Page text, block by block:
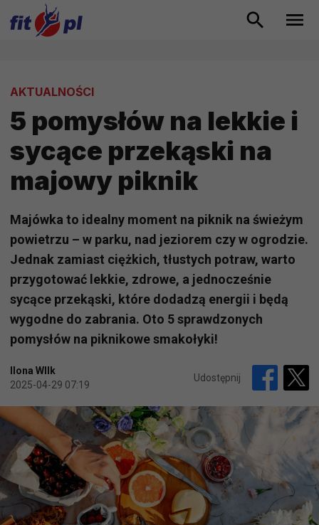
AKTUALNOŚCI
5 pomysłów na lekkie i
sycące przekąski na
majowy piknik
Majówka to idealny moment na piknik na świeżym
powietrzu – w parku, nad jeziorem czy w ogrodzie.
Jednak zamiast ciężkich, tłustych potraw, warto
przygotować lekkie, zdrowe, a jednocześnie
sycące przekąski, które dodadzą energii i będą
wygodne do zabrania. Oto 5 sprawdzonych
pomysłów na piknikowe smakołyki!
Ilona WIlk
2025-04-29 07:19
Udostępnij